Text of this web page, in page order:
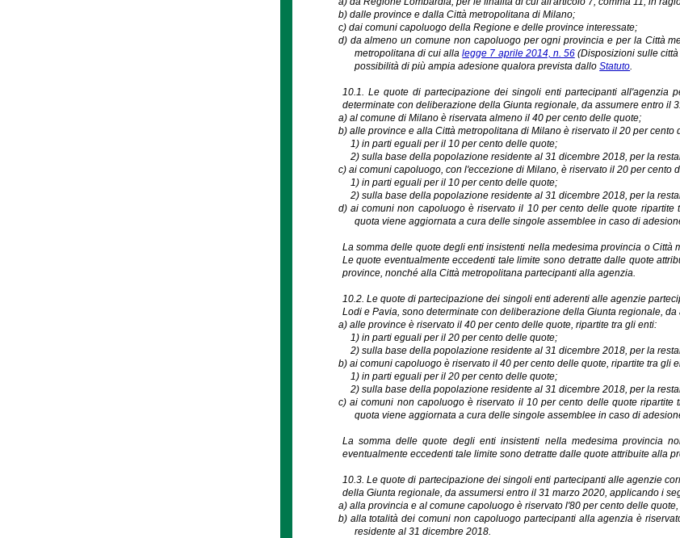
b) dalle province e dalla Città metropolitana di Milano;
c) dai comuni capoluogo della Regione e delle province interessate;
d) da almeno un comune non capoluogo per ogni provincia e per la Città
metropolitana di cui allalegge 7 aprile 2014, n. 56(Disposizioni sulle città
possibilità di più ampia adesione qualora prevista dalloStatuto.
10.1. Le quote di partecipazione dei singoli enti partecipanti
determinate con deliberazione della Giunta regionale, da assumere entro il
a) al comune di Milano è riservata almeno il 40 per cento delle quote;
b) alle province e alla Città metropolitana di Milano è riservato il 20 per cento
1)in parti eguali per il 10 per cento delle quote;
2)sulla base della popolazione residente al 31 dicembre 2018, per la
c) ai comuni capoluogo, con l'eccezione di Milano, è riservato il 20 per cento
1)in parti eguali per il 10 per cento delle quote;
2)sulla base della popolazione residente al 31 dicembre 2018, per la
d) ai comuni non capoluogo è riservato il 10 per cento delle quote
quota viene aggiornata a cura delle singole assemblee in caso di
La somma delle quote degli enti insistenti nella medesima provincia o
Le quote eventualmente eccedenti tale limite sono detratte dalle quote
province, nonché alla Città metropolitana partecipanti alla agenzia.
10.2. Le quote di partecipazione dei singoli enti aderenti alle agenzie
Lodi e Pavia, sono determinate con deliberazione della Giunta regionale,
a) alle province è riservato il 40 per cento delle quote, ripartite tra gli enti:
1)in parti eguali per il 20 per cento delle quote;
2)sulla base della popolazione residente al 31 dicembre 2018, per la
b) ai comuni capoluogo è riservato il 40 per cento delle quote, ripartite tra gli
1)in parti eguali per il 20 per cento delle quote;
2)sulla base della popolazione residente al 31 dicembre 2018, per la
c)ai comuni non capoluogo è riservato il 10 per cento delle quote
quota viene aggiornata a cura delle singole assemblee in caso di
La somma delle quote degli enti insistenti nella medesima provincia
eventualmente eccedenti tale limite sono detratte dalle quote attribuite alla
10.3. Le quote di partecipazione dei singoli enti partecipanti alle agenzie
della Giunta regionale, da assumersi entro il 31 marzo 2020, applicando i
a) alla provincia e al comune capoluogo è riservato l'80 per cento delle
b) alla totalità dei comuni non capoluogo partecipanti alla agenzia è
residente al 31 dicembre 2018.